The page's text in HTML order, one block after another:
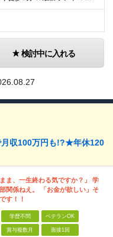
検討中に入れる
収100万円も!?★年休120
まま、一生終わる気ですか？」 学
関係ねえ。 「お金が欲しい」そ
す！！
学歴不問 ベテランOK
賞与複数月 面接1回